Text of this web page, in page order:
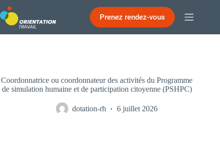
au
contenu
Prenez rendez-vous
Coordonnatrice ou coordonnateur des activités du Programme
de simulation humaine et de participation citoyenne (PSHPC)
dotation-rh 6 juillet 2026